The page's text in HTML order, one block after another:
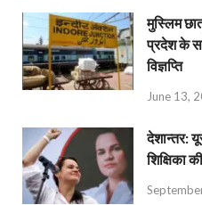
मुस्लिम
प्रदेश के
विज्ञप्ति
June 13,
देशान्‍तर:
शिक्षिका